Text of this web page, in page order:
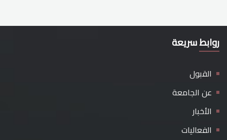
روابط سريعة
القبول
عن الجامعة
الأخبار
الفعاليات